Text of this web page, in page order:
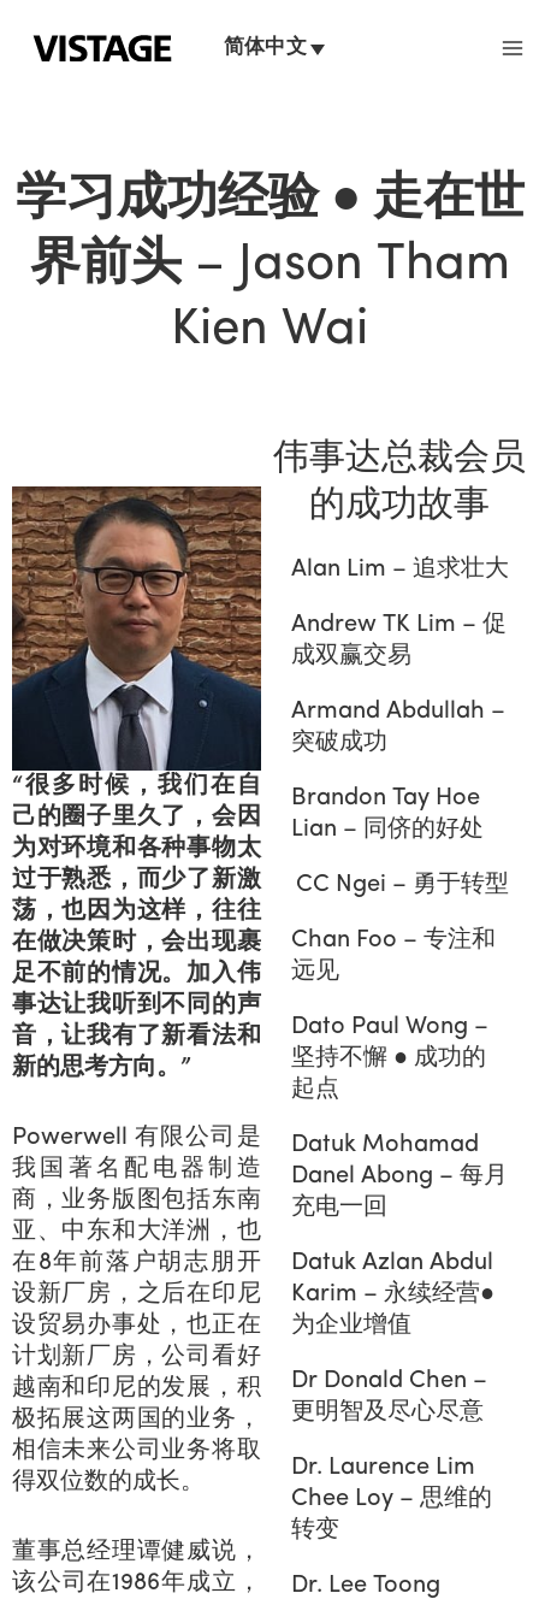
简体中文
学习成功经验 ● 走在世
界前头– Jason Tham
Kien Wai
“很多时候，我们在自
己的圈子里久了，会因
为对环境和各种事物太
过于熟悉，而少了新激
荡，也因为这样，往往
在做决策时，会出现裹
足不前的情况。加入伟
事达让我听到不同的声
音，让我有了新看法和
新的思考方向。”
Powerwell 有限公司是
我国著名配电器制造
商，业务版图包括东南
亚、中东和大洋洲，也
在8年前落户胡志朋开
设新厂房，之后在印尼
设贸易办事处，也正在
计划新厂房，公司看好
越南和印尼的发展，积
极拓展这两国的业务，
相信未来公司业务将取
得双位数的成长。
董事总经理谭健威说，
该公司在1986年成立，
伟事达总裁会员
的成功故事
Alan Lim – 追求壮大
Andrew TK Lim – 促
成双赢交易
Armand Abdullah –
突破成功
Brandon Tay Hoe
Lian – 同侪的好处
CC Ngei – 勇于转型
Chan Foo – 专注和
远见
Dato Paul Wong –
坚持不懈 ● 成功的
起点
Datuk Mohamad
Danel Abong – 每月
充电一回
Datuk Azlan Abdul
Karim – 永续经营●
为企业增值
Dr Donald Chen –
更明智及尽心尽意
Dr. Laurence Lim
Chee Loy – 思维的
转变
Dr. Lee Toong